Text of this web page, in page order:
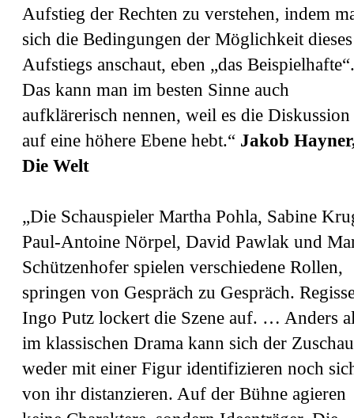
Aufstieg der Rechten zu verstehen, indem
sich die Bedingungen der Möglichkeit dieses
Aufstiegs anschaut, eben „das Beispielhafte“.
Das kann man im besten Sinne auch
aufklärerisch nennen, weil es die Diskussion
auf eine höhere Ebene hebt.“ Jakob
Die Welt
„Die Schauspieler Martha Pohla, Sabine
Paul-Antoine Nörpel, David Pawlak und
Schützenhofer spielen verschiedene Rollen,
springen von Gespräch zu Gespräch.
Ingo Putz lockert die Szene auf. … Anders
im klassischen Drama kann sich der
weder mit einer Figur identifizieren noch
von ihr distanzieren. Auf der Bühne agieren